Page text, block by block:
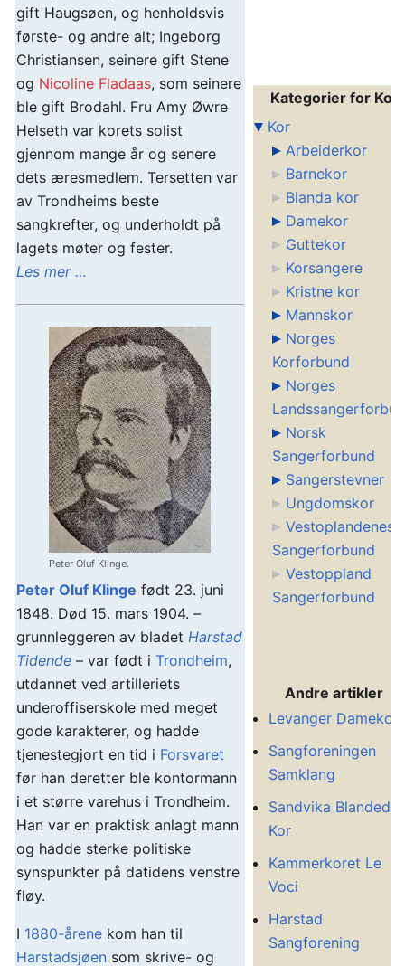
gift Haugsøen, og henholdsvis
første- og andre alt; Ingeborg
Christiansen, seinere gift Stene
og Nicoline Fladaas, som seinere
ble gift Brodahl. Fru Amy Øwre
Helseth var korets solist
gjennom mange år og senere
dets æresmedlem. Tersetten var
av Trondheims beste
sangkrefter, og underholdt på
lagets møter og fester.
Les mer …
Peter Oluf Klinge.
Peter Oluf Klinge født 23. juni
1848. Død 15. mars 1904. –
grunnleggeren av bladet Harstad
Tidende – var født i Trondheim,
utdannet ved artilleriets
underoffiserskole med meget
gode karakterer, og hadde
tjenestegjort en tid i Forsvaret
før han deretter ble kontormann
i et større varehus i Trondheim.
Han var en praktisk anlagt mann
og hadde sterke politiske
synspunkter på datidens venstre
fløy.
I 1880-årene kom han til
Harstadsjøen som skrive- og
Kategorier for Kor
Kor
Arbeiderkor
Barnekor
Blanda kor
Damekor
Guttekor
Korsangere
Kristne kor
Mannskor
Norges
Korforbund
Norges
Norsk
Sangerforbund
Sangerstevner
Ungdomskor
Vestoplandenes
Sangerforbund
Vestoppland
Sangerforbund
Andre artikler
Levanger Damekor
Sangforeningen
Samklang
Sandvika Blandede
Kor
Kammerkoret Le
Voci
Harstad
Sangforening